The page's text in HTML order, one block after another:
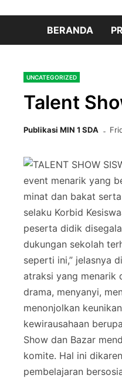
BERANDA
UNCATEGORIZED
Talent
Publikasi MIN 1 SDA